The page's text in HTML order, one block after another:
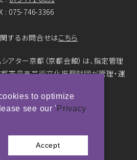
: 075-746-3366
関するお問合せはこちら
アター京都（京都会館）は、指定管理
市音楽芸術文化振興財団が管理・運
Kyoto. All rights reserved.
ンバナー 撮影：市川靖史
to optimize
see our ' Privacy
Accept